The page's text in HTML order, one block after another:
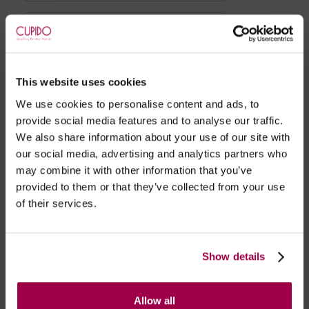
This website uses cookies
We use cookies to personalise content and ads, to
provide social media features and to analyse our traffic.
We also share information about your use of our site with
our social media, advertising and analytics partners who
may combine it with other information that you’ve
provided to them or that they’ve collected from your use
of their services.
Show details
Allow all
Leque Madeira Cupido